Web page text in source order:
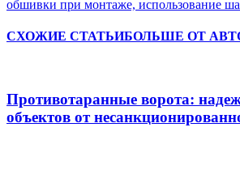
обшивки при монтаже, использование
СХОЖИЕ СТАТЬИБОЛЬШЕ ОТ
Противотаранные ворота:
объектов от